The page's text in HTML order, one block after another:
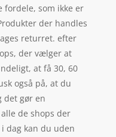
fordele, som ikke er
der handles
returret. efter
der vælger at
at få 30, 60
også på, at du
det gør en
de shops der
dag kan du uden